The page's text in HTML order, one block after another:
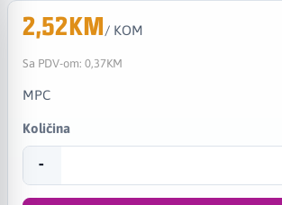
2,52KM/ KOM
Sa PDV-om: 0,37KM
MPC
Količina
-